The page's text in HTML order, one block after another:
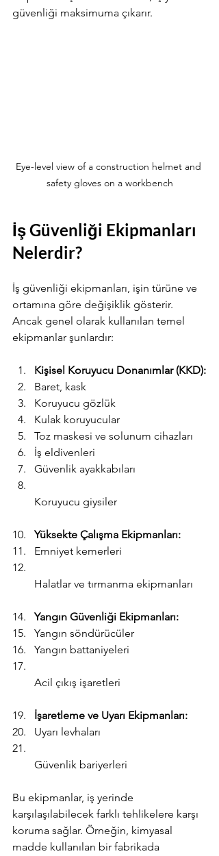
güvenliği maksimuma çıkarır.
Eye-level view of a construction helmet and
safety gloves on a workbench
İş Güvenliği Ekipmanları
Nelerdir?
İş güvenliği ekipmanları, işin türüne ve
ortamına göre değişiklik gösterir.
Ancak genel olarak kullanılan temel
ekipmanlar şunlardır:
Kişisel Koruyucu Donanımlar (KKD):
Baret, kask
Koruyucu gözlük
Kulak koruyucular
Toz maskesi ve solunum cihazları
İş eldivenleri
Güvenlik ayakkabıları
Koruyucu giysiler
Yüksekte Çalışma Ekipmanları:
Emniyet kemerleri
Halatlar ve tırmanma ekipmanları
Yangın Güvenliği Ekipmanları:
Yangın söndürücüler
Yangın battaniyeleri
Acil çıkış işaretleri
İşaretleme ve Uyarı Ekipmanları:
Uyarı levhaları
Güvenlik bariyerleri
Bu ekipmanlar, iş yerinde
karşılaşılabilecek farklı tehlikelere karşı
koruma sağlar. Örneğin, kimyasal
madde kullanılan bir fabrikada
Powered by